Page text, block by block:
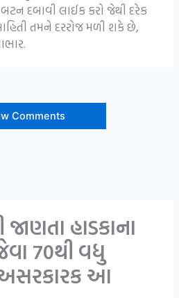
દબાવી લાઈક કરો જેથી દરેક
તમને દરરોજ મળી શકે છે,
Comments
હાડકાના
70થી વધુ
અસરકારક આ